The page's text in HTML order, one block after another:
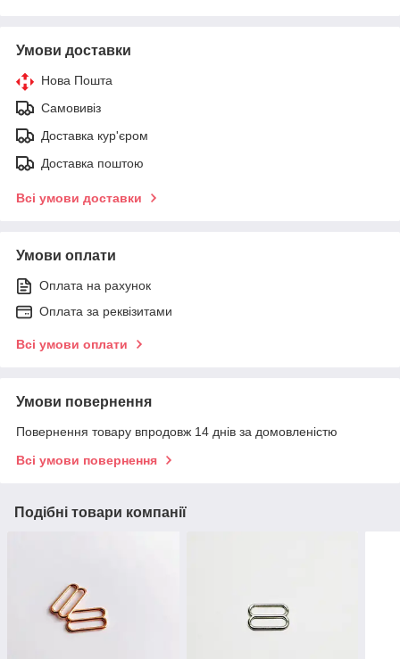
Умови доставки
Нова Пошта
Самовивіз
Доставка кур'єром
Доставка поштою
Всі умови доставки
Умови оплати
Оплата на рахунок
Оплата за реквізитами
Всі умови оплати
Умови повернення
Повернення товару впродовж 14 днів за домовленістю
Всі умови повернення
Подібні товари компанії